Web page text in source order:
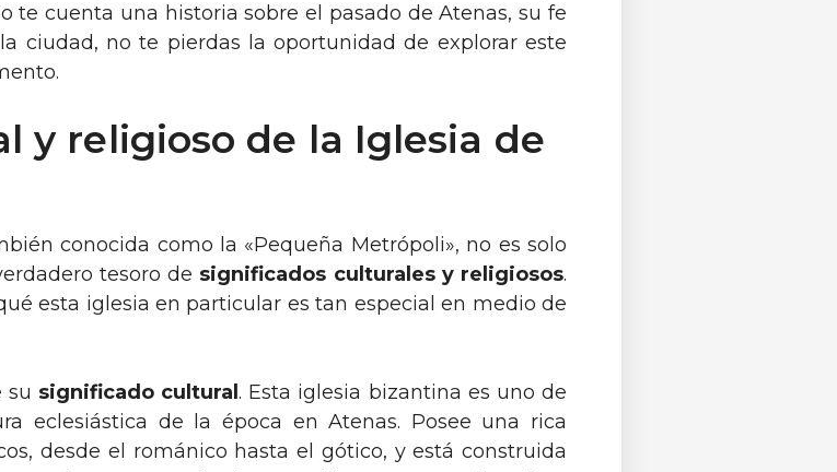
te cuenta una historia sobre el pasado de Atenas, su fe
ciudad, no te pierdas la oportunidad de explorar este
y religioso de la Iglesia de
conocida como la «Pequeña Metrópoli», no es solo
tesoro de significados culturales y religiosos.
esta iglesia en particular es tan especial en medio de
su significado cultural. Esta iglesia bizantina es uno de
eclesiástica de la época en Atenas. Posee una rica
desde el románico hasta el gótico, y está construida